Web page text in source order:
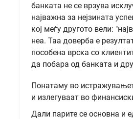
банката не се врзува
најважна за нејзината
кој меѓу другото вели:
неа. Таа доверба е
пособена врска со
да побара од банката и
Понатаму во
и излегуваат во
Дали парите се основна и